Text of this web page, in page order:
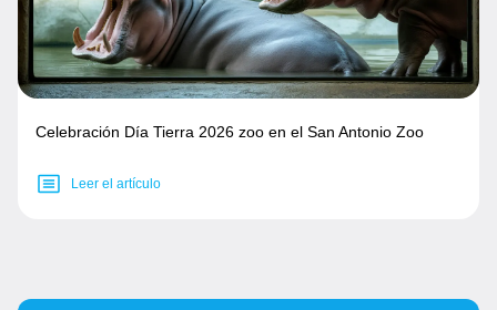
Celebración Día Tierra 2026 zoo en el San Antonio Zoo
Leer el artículo